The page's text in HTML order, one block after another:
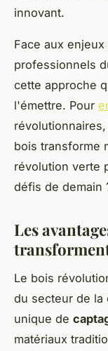
innovant.
Face aux
professionnels
cette approche
l'émettre. Pour
bois transforme
révolution verte
défis de demain
Les
Le bois
du secteur de la
unique de
matériaux